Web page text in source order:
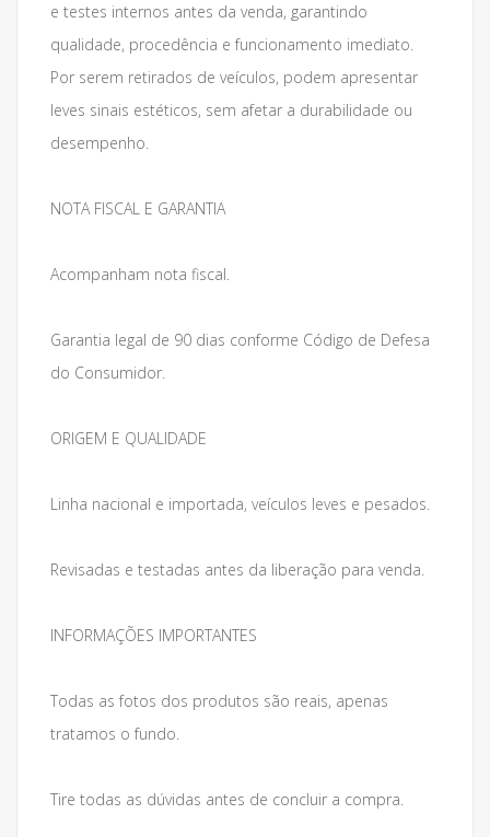
e testes internos antes da venda, garantindo
qualidade, procedência e funcionamento imediato.
Por serem retirados de veículos, podem apresentar
leves sinais estéticos, sem afetar a durabilidade ou
desempenho.
NOTA FISCAL E GARANTIA
Acompanham nota fiscal.
Garantia legal de 90 dias conforme Código de Defesa
do Consumidor.
ORIGEM E QUALIDADE
Linha nacional e importada, veículos leves e pesados.
Revisadas e testadas antes da liberação para venda.
INFORMAÇÕES IMPORTANTES
Todas as fotos dos produtos são reais, apenas
tratamos o fundo.
Tire todas as dúvidas antes de concluir a compra.